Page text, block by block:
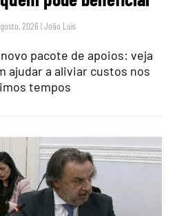
2026 |João Luís
pacote de apoios: veja
ajudar a aliviar custos nos
tempos